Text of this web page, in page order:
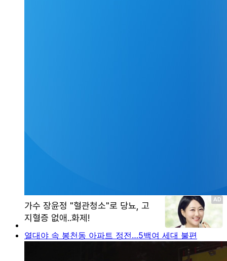
열대야 속 봉천동 아파트 정전…5백여 세대 불편